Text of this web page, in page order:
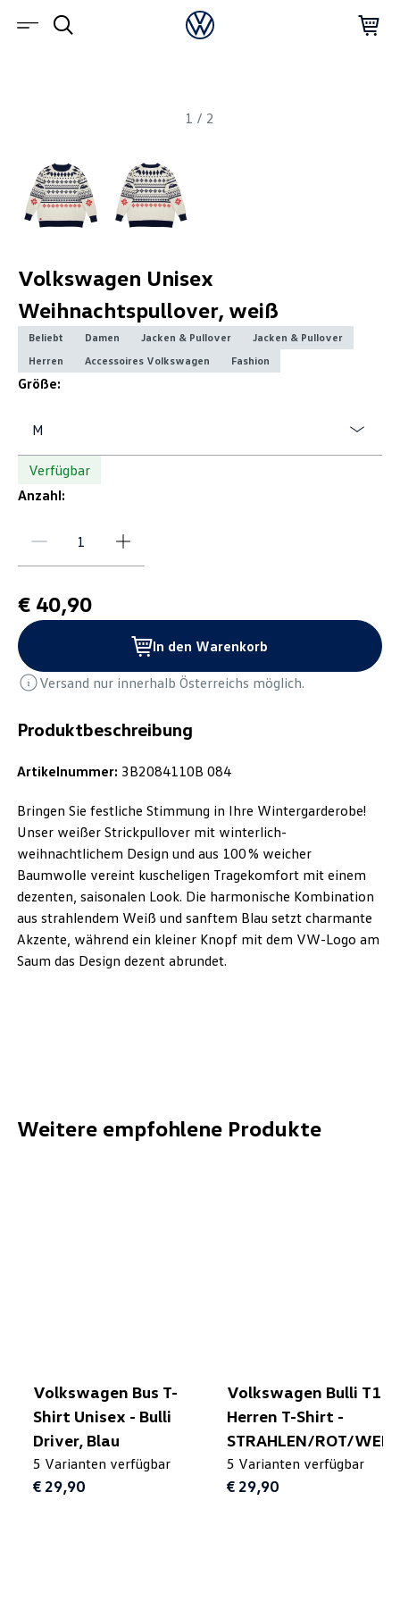
1 / 2
Produktbeschreibung
Artikelnummer: 3B2084110B 084
Bringen Sie festliche Stimmung in Ihre Wintergarderobe!
Unser weißer Strickpullover mit winterlich-
weihnachtlichem Design und aus 100 % weicher
Baumwolle vereint kuscheligen Tragekomfort mit einem
dezenten, saisonalen Look. Die harmonische Kombination
aus strahlendem Weiß und sanftem Blau setzt charmante
Akzente, während ein kleiner Knopf mit dem VW-Logo am
Saum das Design dezent abrundet.
Volkswagen Unisex
Weihnachtspullover, weiß
Beliebt Damen Jacken & Pullover
Jacken & Pullover
Herren
Accessoires Volkswagen Fashion
Größe:
M
Verfügbar
Anzahl:
€ 40,90
In den Warenkorb
Versand nur innerhalb Österreichs möglich.
Weitere empfohlene Produkte
Volkswagen Bus T-
Shirt Unisex - Bulli
Driver, Blau
5 Varianten verfügbar
€ 29,90
Volkswagen Bulli T1
Herren T-Shirt -
STRAHLEN/ROT/
5 Varianten verfügbar
€ 29,90